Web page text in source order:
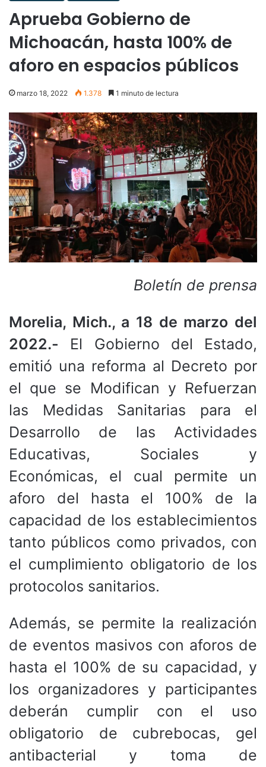
Aprueba Gobierno de
Michoacán, hasta 100% de
aforo en espacios públicos
marzo 18, 2022 1.378 1 minuto de lectura
Boletín de prensa
Morelia, Mich., a 18 de marzo del
2022.- El Gobierno del Estado,
emitió una reforma al Decreto por
el que se Modifican y Refuerzan
las Medidas Sanitarias para el
Desarrollo de las Actividades
Educativas, Sociales y
Económicas, el cual permite un
aforo del hasta el 100% de la
capacidad de los establecimientos
tanto públicos como privados, con
el cumplimiento obligatorio de los
protocolos sanitarios.
Además, se permite la realización
de eventos masivos con aforos de
hasta el 100% de su capacidad, y
los organizadores y participantes
deberán cumplir con el uso
obligatorio de cubrebocas, gel
antibacterial y toma de